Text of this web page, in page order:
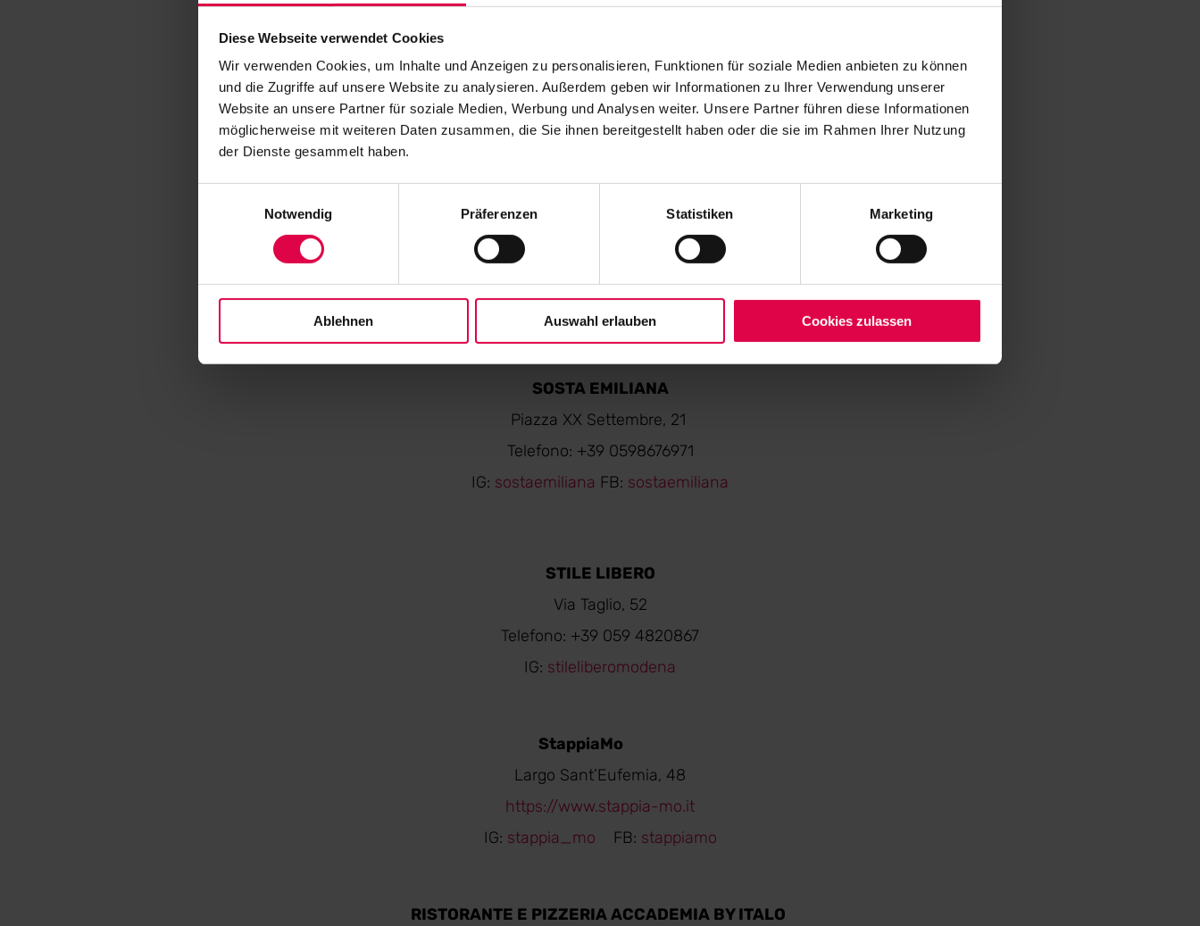
Diese Webseite verwendet Cookies
Wir verwenden Cookies, um Inhalte und Anzeigen zu personalisieren, Funktionen für soziale Medien anbieten zu können
und die Zugriffe auf unsere Website zu analysieren. Außerdem geben wir Informationen zu Ihrer Verwendung unserer
Website an unsere Partner für soziale Medien, Werbung und Analysen weiter. Unsere Partner führen diese Informationen
möglicherweise mit weiteren Daten zusammen, die Sie ihnen bereitgestellt haben oder die sie im Rahmen Ihrer Nutzung
der Dienste gesammelt haben.
Notwendig
Präferenzen Statistiken Marketing
Ablehnen Auswahl erlauben Cookies zulassen
IG:osteriagallucciFB:osteriagallucci
Telefono: +39 059238080 / +39 3668782916
ristorante@maxelamodena.it
IG:maxela_modena
SOSTA EMILIANA
Piazza XX Settembre, 21
Telefono: +39 0598676971
IG: sostaemiliana FB: sostaemiliana
STILE LIBERO
Via Taglio, 52
Telefono: +39 059 4820867
IG: stileliberomodena
StappiaMo
Largo Sant’Eufemia, 48
https://www.stappia-mo.it
IG: stappia_mo FB: stappiamo
RISTORANTE E PIZZERIA ACCADEMIA BY ITALO